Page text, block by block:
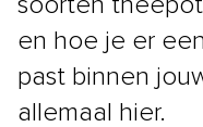
soorten
en hoe je er
past binnen
allemaal hier.